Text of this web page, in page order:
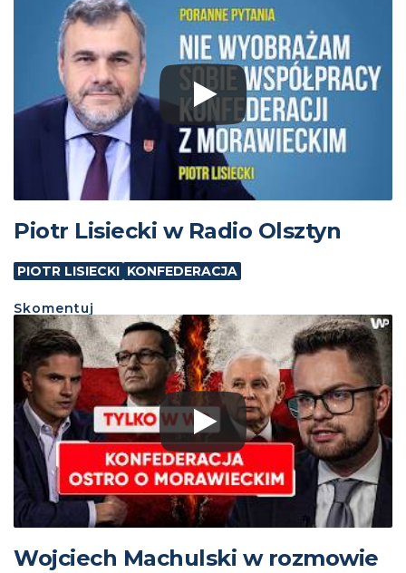
Piotr Lisiecki w Radio Olsztyn
PIOTR LISIECKI KONFEDERACJA
Skomentuj
Wojciech Machulski w rozmowie